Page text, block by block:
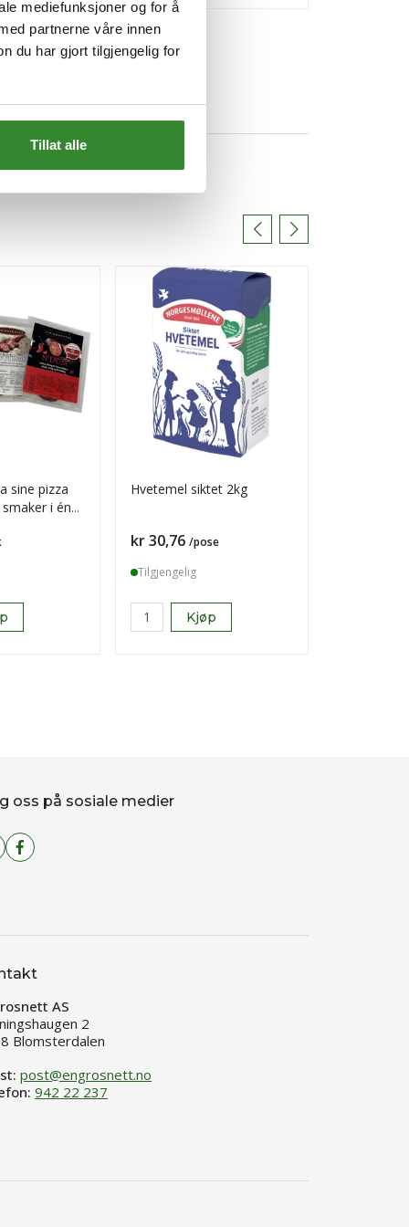
mediefunksjoner og for å
partnerne våre innen
du har gjort tilgjengelig for
Tillat alle
sine pizza
i én
Hvetemel siktet 2kg
Pris
kr 30,76 /pose
Tilgjengelig
Kjøp
oss på sosiale medier
AS
2
Blomsterdalen
post@engrosnett.no
942 22 237